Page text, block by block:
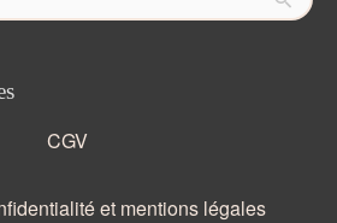
CGV
et mentions légales